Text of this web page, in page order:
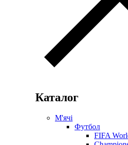
Каталог
М'ячі
Футбол
FIFA